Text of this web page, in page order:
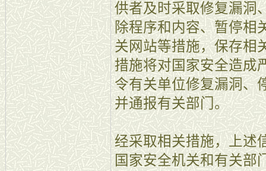
供者及时采取修复漏洞
除程序和内容、暂停相
关网站等措施，保存相
措施将对国家安全造成
令有关单位修复漏洞、
并通报有关部门。
经采取相关措施，上述
国家安全机关和有关部